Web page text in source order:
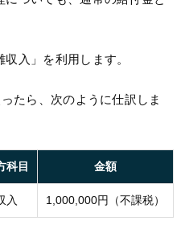
入」を利用します。
たら、次のように仕訳しま
科目 金額
入 1,000,000円（不課税）